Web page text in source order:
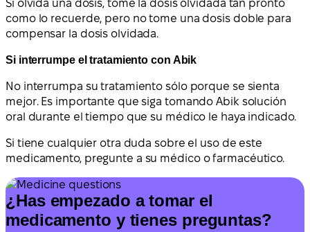
Si olvida una dosis, tome la dosis olvidada tan pronto
como lo recuerde, pero no tome una dosis doble para
compensar la dosis olvidada.
Si interrumpe el tratamiento con Abik
No interrumpa su tratamiento sólo porque se sienta
mejor. Es importante que siga tomando Abik solución
oral durante el tiempo que su médico le haya indicado.
Si tiene cualquier otra duda sobre el uso de este
medicamento, pregunte a su médico o farmacéutico.
¿Has empezado a tomar el
medicamento y tienes preguntas?